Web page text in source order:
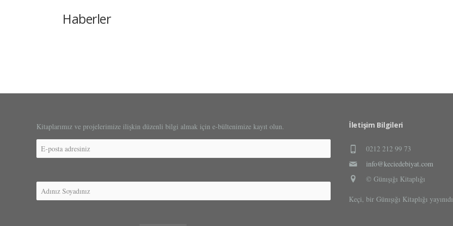
Haberler
Kitaplarımız ve projelerimize ilişkin düzenli bilgi almak için e-bültenimize kayıt olun. İletişim Bilgileri
0212 212 99 73
info@keciedebiyat.com
© Günışığı Kitaplığı
Keçi, bir Günışığı Kitaplığı